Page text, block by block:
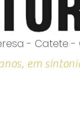
- Catete -
em